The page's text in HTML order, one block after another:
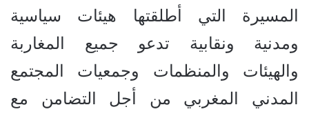
المسيرة التي أطلقتها هيئات سياسية
ومدنية ونقابية تدعو جميع المغاربة
والهيئات والمنظمات وجمعيات المجتمع
المدني المغربي من أجل التضامن مع